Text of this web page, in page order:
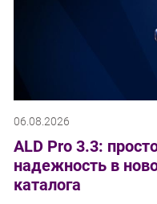
06.08.2026
ALD Pro 3.3:
надежность в
каталога